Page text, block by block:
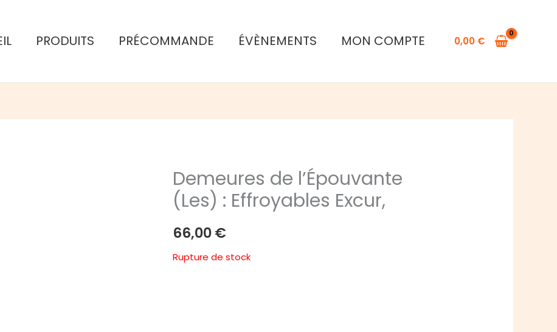
PRODUITS PRÉCOMMANDE ÉVÈNEMENTS MON COMPTE 0,00 €
Demeures de l’Épouvante
(Les) : Effroyables Excur,
66,00€
Rupture de stock